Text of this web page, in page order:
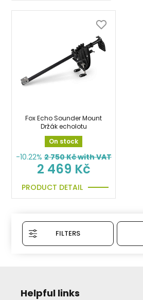
Fox Echo Sounder Mount
Držák echolotu
On stock
-10.22% 2 750Kč with VAT
2 469 Kč
PRODUCT DETAIL
FILTERS
Helpful links